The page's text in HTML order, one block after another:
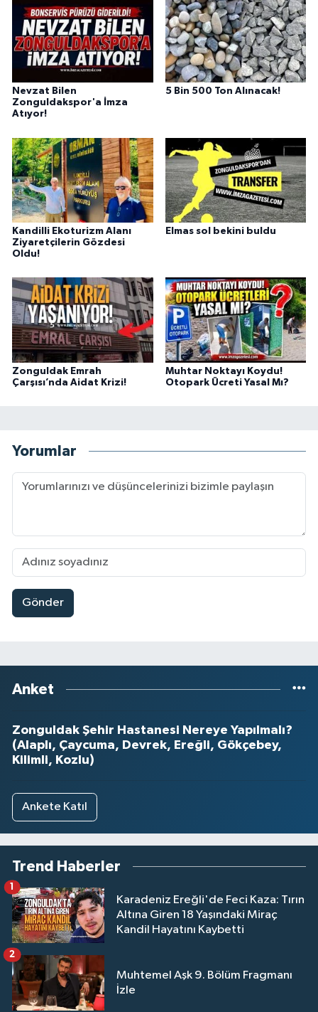
Nevzat Bilen
Zonguldakspor'a İmza
Atıyor!
5 Bin 500 Ton Alınacak!
Kandilli Ekoturizm Alanı
Ziyaretçilerin Gözdesi
Oldu!
Elmas sol bekini buldu
Zonguldak Emrah
Çarşısı’nda Aidat Krizi!
Muhtar Noktayı Koydu!
Otopark Ücreti Yasal Mı?
Yorumlar
Gönder
Anket
Zonguldak Şehir Hastanesi Nereye Yapılmalı?
(Alaplı, Çaycuma, Devrek, Ereğli, Gökçebey,
Kilimli, Kozlu)
Ankete Katıl
Trend Haberler
Karadeniz Ereğli'de Feci Kaza: Tırın
Altına Giren 18 Yaşındaki Miraç
Kandil Hayatını Kaybetti
1
Muhtemel Aşk 9. Bölüm Fragmanı
İzle
2